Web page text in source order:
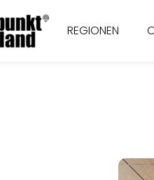
REGIONEN